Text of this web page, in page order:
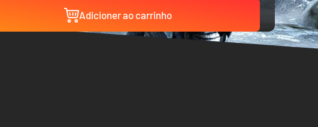
Adicioner ao carrinho